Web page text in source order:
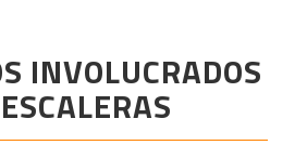
INVOLUCRADOS